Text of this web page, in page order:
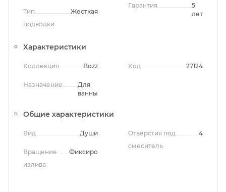
Тип
подводки
Жесткая
Гарантия
5
лет
Характеристики
Коллекция Bozz
Назначение
Для
ванны
Код 27124
Общие характеристики
Вид Души
Вращение
излива
Фиксированный
Отверстия под
смеситель
4